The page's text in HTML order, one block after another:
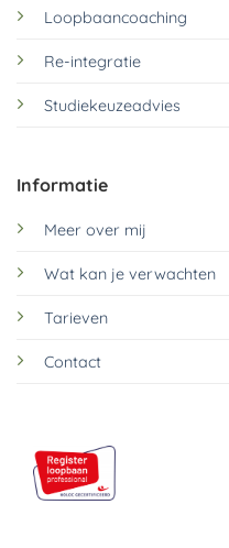
Loopbaancoaching
Re-integratie
Studiekeuzeadvies
Informatie
Meer over mij
Wat kan je verwachten
Tarieven
Contact